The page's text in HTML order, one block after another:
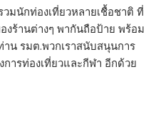
มนักท่องเที่ยวหลายเชื้อชาติ ที่
งร้านต่างๆ พากันถือป้าย พร้อม
น รมต.พวกเราสนับสนุนการ
ารท่องเที่ยวและกีฬา อีกด้วย